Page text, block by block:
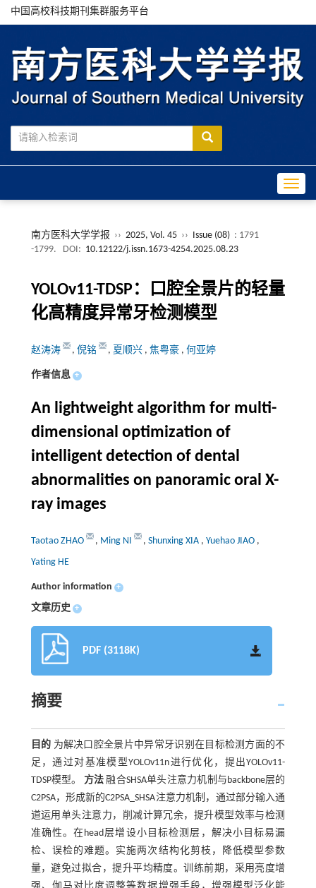
中国高校科技期刊集群服务平台
南方医科大学学报 ›› 2025, Vol. 45 ›› Issue (08) : 1791
-1799.
DOI: 10.12122/j.issn.1673-4254.2025.08.23
YOLOv11-TDSP：口腔全景片的轻量
化高精度异常牙检测模型
赵涛涛 , 倪铭 , 夏顺兴 , 焦粤豪 , 何亚婷
作者信息 +
An lightweight algorithm for multi-
dimensional optimization of
intelligent detection of dental
abnormalities on panoramic oral X-
ray images
Taotao ZHAO , Ming NI , Shunxing XIA , Yuehao JIAO ,
Yating HE
Author information +
文章历史 +
PDF (3118K)
摘要
目的 为解决口腔全景片中异常牙识别在目标检测方面的不
足，通过对基准模型YOLOv11n进行优化，提出YOLOv11-
TDSP模型。 方法 融合SHSA单头注意力机制与backbone层的
C2PSA，形成新的C2PSA_SHSA注意力机制，通过部分输入通
道运用单头注意力，削减计算冗余，提升模型效率与检测
准确性。在head层增设小目标检测层，解决小目标易漏
检、误检的难题。实施两次结构化剪枝，降低模型参数
量，避免过拟合，提升平均精度。训练前期，采用亮度增